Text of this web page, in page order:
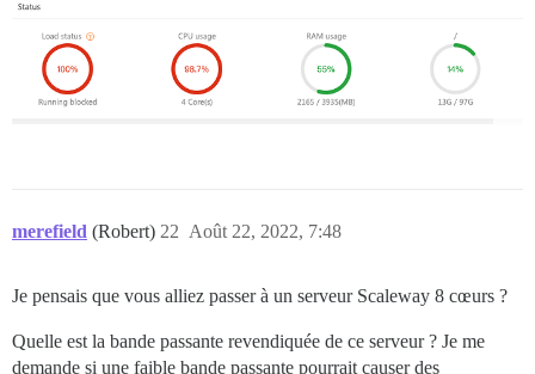
merefield (Robert) Août 22, 2022, 7:48
22
Je pensais que vous alliez passer à un serveur Scaleway 8 cœurs ?
Quelle est la bande passante revendiquée de ce serveur ? Je me
demande si une faible bande passante pourrait causer des